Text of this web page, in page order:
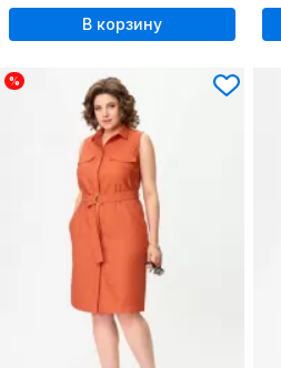
В корзину
%